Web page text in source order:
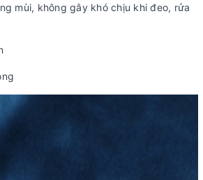
mùi, không gây khó chịu khi đeo, rửa